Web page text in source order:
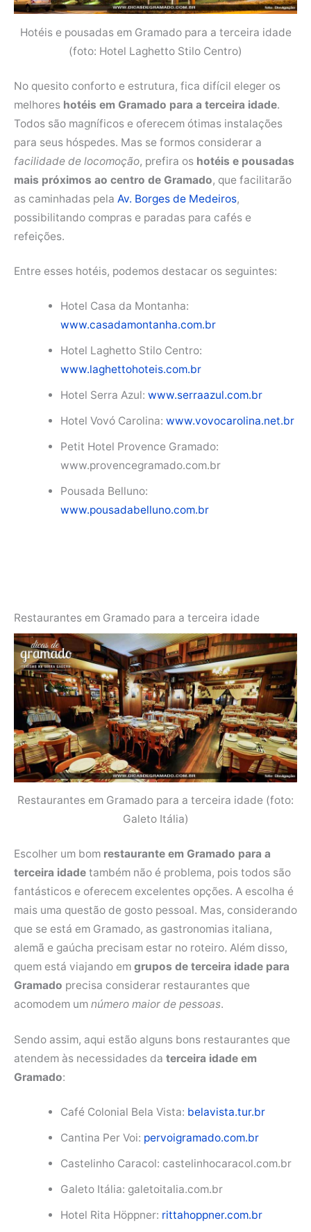
Hotéis e pousadas em Gramado para a terceira idade
(foto: Hotel Laghetto Stilo Centro)
No quesito conforto e estrutura, fica difícil eleger os
melhores hotéis em Gramado para a terceira idade.
Todos são magníficos e oferecem ótimas instalações
para seus hóspedes. Mas se formos considerar a
facilidade de locomoção, prefira os hotéis e pousadas
mais próximos ao centro de Gramado, que facilitarão
as caminhadas pela Av. Borges de Medeiros,
possibilitando compras e paradas para cafés e
refeições.
Entre esses hotéis, podemos destacar os seguintes:
Hotel Casa da Montanha:
www.casadamontanha.com.br
Hotel Laghetto Stilo Centro:
www.laghettohoteis.com.br
Hotel Serra Azul: www.serraazul.com.br
Hotel Vovó Carolina: www.vovocarolina.net.br
Petit Hotel Provence Gramado:
www.provencegramado.com.br
Pousada Belluno:
www.pousadabelluno.com.br
Restaurantes em Gramado para a terceira idade
Restaurantes em Gramado para a terceira idade (foto:
Galeto Itália)
Escolher um bom restaurante em Gramado para a
terceira idade também não é problema, pois todos são
fantásticos e oferecem excelentes opções. A escolha é
mais uma questão de gosto pessoal. Mas, considerando
que se está em Gramado, as gastronomias italiana,
alemã e gaúcha precisam estar no roteiro. Além disso,
quem está viajando em grupos de terceira idade para
Gramado precisa considerar restaurantes que
acomodem um número maior de pessoas.
Sendo assim, aqui estão alguns bons restaurantes que
atendem às necessidades da terceira idade em
Gramado:
Café Colonial Bela Vista: belavista.tur.br
Cantina Per Voi: pervoigramado.com.br
Castelinho Caracol: castelinhocaracol.com.br
Galeto Itália: galetoitalia.com.br
Hotel Rita Höppner: rittahoppner.com.br